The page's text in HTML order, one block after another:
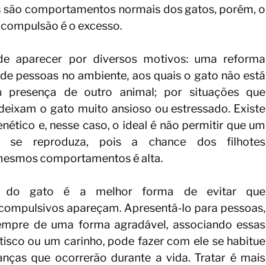
comportamentos normais dos gatos, porém, o
é o excesso.
aparecer por diversos motivos: uma reforma
pessoas no ambiente, aos quais o gato não está
presença de outro animal; por situações que
o gato muito ansioso ou estressado. Existe
e, nesse caso, o ideal é não permitir que um
se reproduza, pois a chance dos filhotes
comportamentos é alta.
do gato é a melhor forma de evitar que
apareçam. Apresentá-lo para pessoas,
de uma forma agradável, associando essas
ou um carinho, pode fazer com ele se habitue
que ocorrerão durante a vida. Tratar é mais